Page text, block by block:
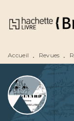
MENU
Accueil • Revues •